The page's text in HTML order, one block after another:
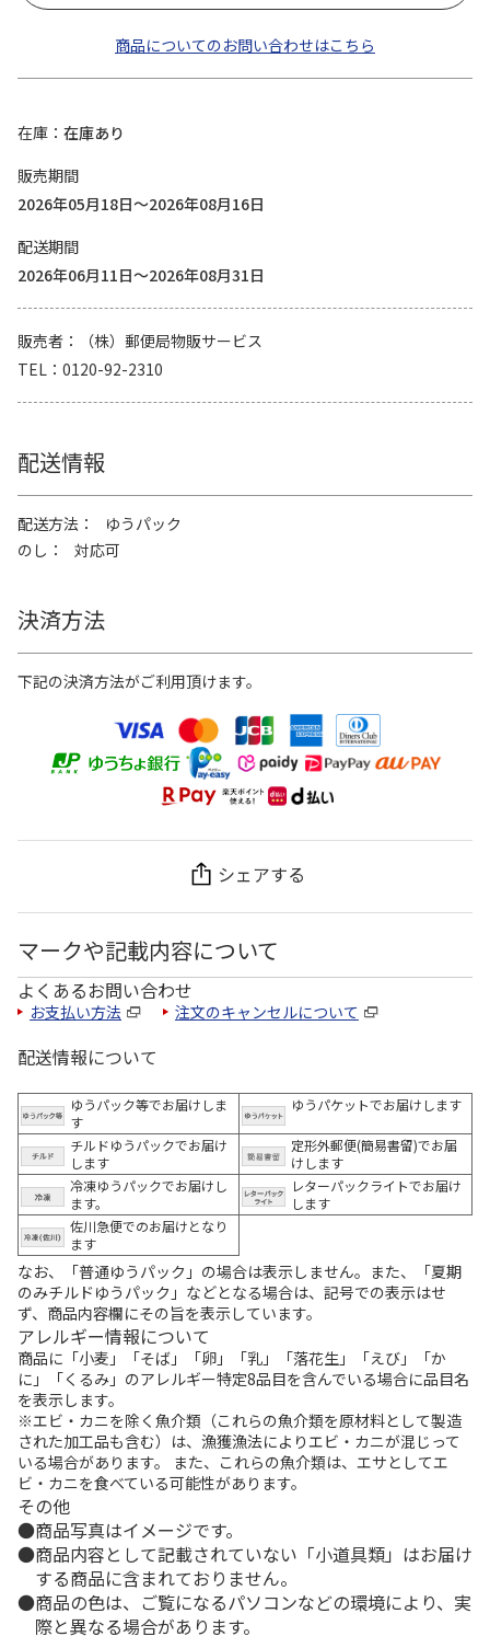
商品についてのお問い合わせはこちら
在庫
在庫あり
販売期間
2026年05月18日～2026年08月16日
配送期間
2026年06月11日～2026年08月31日
販売者
（株）郵便局物販サービス
TEL
0120-92-2310
配送情報
配送方法
ゆうパック
のし
対応可
決済方法
下記の決済方法がご利用頂けます。
シェアする
マークや記載内容について
よくあるお問い合わせ
お支払い方法 注文のキャンセルについて
配送情報について
ゆうパック等でお届けしま
す
ゆうパケットでお届けします
チルドゆうパックでお届け
します
定形外郵便(簡易書留)でお届
けします
冷凍ゆうパックでお届けし
ます。
レターパックライトでお届け
します
佐川急便でのお届けとなり
ます
なお、「普通ゆうパック」の場合は表示しません。また、「夏期
のみチルドゆうパック」などとなる場合は、記号での表示はせ
ず、商品内容欄にその旨を表示しています。
アレルギー情報について
商品に「小麦」「そば」「卵」「乳」「落花生」「えび」「か
に」「くるみ」のアレルギー特定8品目を含んでいる場合に品目名
を表示します。
※エビ・カニを除く魚介類（これらの魚介類を原材料として製造
された加工品も含む）は、漁獲漁法によりエビ・カニが混じって
いる場合があります。 また、これらの魚介類は、エサとしてエ
ビ・カニを食べている可能性があります。
その他
商品写真はイメージです。
商品内容として記載されていない「小道具類」はお届け
する商品に含まれておりません。
商品の色は、ご覧になるパソコンなどの環境により、実
際と異なる場合があります。